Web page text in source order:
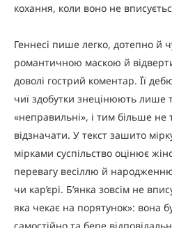
кохання, коли воно не
Геннесі пише легко, дотепно й
романтичною маскою й
доволі гострий коментар. Її
чиї здобутки знецінюють лише
«неправильні», і тим більше не
відзначати. У текст зашито
мірками суспільство оцінює
перевагу весіллю й
чи кар’єрі. Б’янка зовсім не
яка чекає на порятунок»: вона